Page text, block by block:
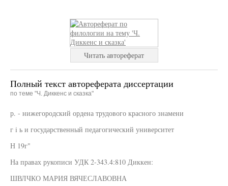
Читать автореферат
Полный текст автореферата диссертации
по теме "Ч. Диккенс и сказка"
р. - нижегородский ордена трудового красного знамени
г i ь и государственный педагогический университет
Н 19г"
На правах рукописи УДК 2-343.4:810 Диккен:
ШВЛЧКО МАРИЯ ВЯЧЕСЛАВОВНА